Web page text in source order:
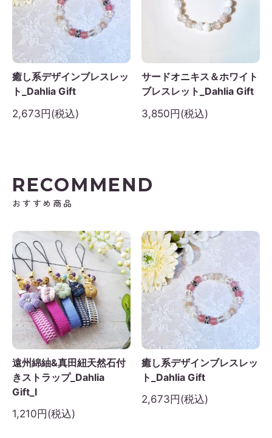
月 火 水 木 金 土
1 2 3 4 5
7 8 9 10 11 12
14 15 16 17 18 19
21 22 23 24
28 29 30
癒し系デザインブレスレッ
ト_Dahlia Gift
2,673円(税込)
サードオニキス＆ホワイト
ブレスレット_Dahlia Gift
3,850円(税込)
RECOMMEND
おすすめ商品
遠州綿紬&真田紐天然石付
きストラップ_Dahlia
Gift_I
1,210円(税込)
癒し系デザインブレスレッ
ト_Dahlia Gift
2,673円(税込)